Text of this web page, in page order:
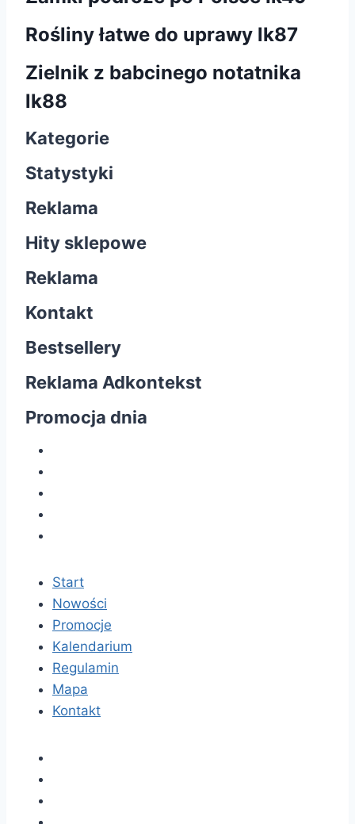
Rośliny łatwe do uprawy lk87
Zielnik z babcinego notatnika
lk88
Kategorie
Statystyki
Reklama
Hity sklepowe
Reklama
Kontakt
Bestsellery
Reklama Adkontekst
Promocja dnia
Start
Nowości
Promocje
Kalendarium
Regulamin
Mapa
Kontakt